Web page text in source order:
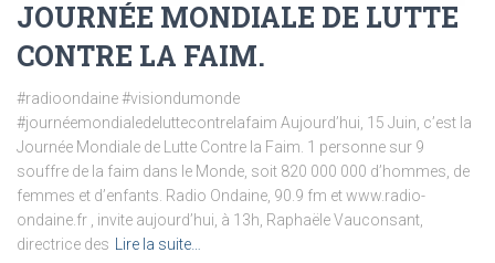
JOURNÉE MONDIALE DE LUTTE
CONTRE LA FAIM.
#radioondaine #visiondumonde
#journéemondialedeluttecontrelafaim Aujourd’hui, 15 Juin, c’est la
Journée Mondiale de Lutte Contre la Faim. 1 personne sur 9
souffre de la faim dans le Monde, soit 820 000 000 d’hommes, de
femmes et d’enfants. Radio Ondaine, 90.9 fm et www.radio-
ondaine.fr , invite aujourd’hui, à 13h, Raphaële Vauconsant,
directrice des Lire la suite…